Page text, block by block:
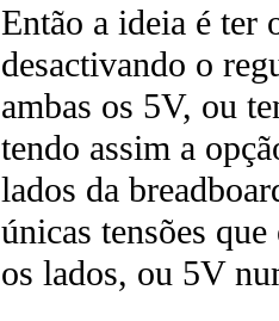
Então a ideia é ter
desactivando o
ambas os 5V, ou
tendo assim a
lados da
únicas tensões
os lados, ou 5V